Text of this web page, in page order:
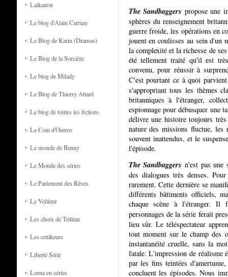
Laikanou
Le blog d'Alain Carraze
Le Blog de Karin (Dramas)
Le Blog de la Sorcière
Le blog de Milady
Le Blog de Thierry Attard
Le blog de toutes les fictions
Le Coin d'Oniros
Le monde de Benny
Le Monde des séries
Le Parlement des Rêves
Le Veilleur
Les choix de Trillian
Les critikeurs
Liberté Série
Lorna en séries
The Sandbaggers propose une
sphères du renseignement
guerre froide, les opérations en
jouent en coulisses au sein d'un
la complexité et la richesse de
été tellement traité qu'il est
convenu, pour réussir à
C'est pourtant ce à quoi
s'appropriant tous les thèmes
britanniques à l'étranger,
espionnage pour débusquer une
délivre une histoire toujours
nature des missions fluctue, les
souvent inattendus, et le
l'épisode.
The Sandbaggers n'est pas une
des dialogues très denses.
rarement. Cette dernière se
différents bâtiments officiels,
chaque scène à l'étranger.
personnages de la série ferait
lieu sûr. Le téléspectateur
tout moment sur le champ des
instantanéité cruelle, sans la
fatale. L'impression de réalisme
par les fins teintées
concluent les épisodes. Nous